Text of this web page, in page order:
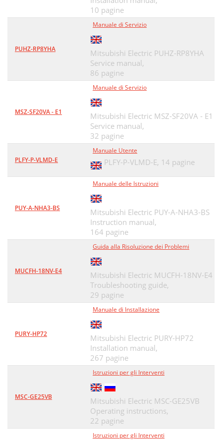
10 pagine
PUHZ-RP8YHA
Manuale di Servizio
Mitsubishi Electric PUHZ-RP8YHA
Service manual,
86 pagine
MSZ-SF20VA - E1
Manuale di Servizio
Mitsubishi Electric MSZ-SF20VA - E1
Service manual,
32 pagine
PLFY-P-VLMD-E
Manuale Utente
PLFY-P-VLMD-E, 14 pagine
PUY-A-NHA3-BS
Manuale delle Istruzioni
Mitsubishi Electric PUY-A-NHA3-BS
Instruction manual,
164 pagine
MUCFH-18NV-E4
Guida alla Risoluzione dei Problemi
Mitsubishi Electric MUCFH-18NV-E4
Troubleshooting guide,
29 pagine
PURY-HP72
Manuale di Installazione
Mitsubishi Electric PURY-HP72
Installation manual,
267 pagine
MSC-GE25VB
Istruzioni per gli Interventi
Mitsubishi Electric MSC-GE25VB
Operating instructions,
22 pagine
Istruzioni per gli Interventi